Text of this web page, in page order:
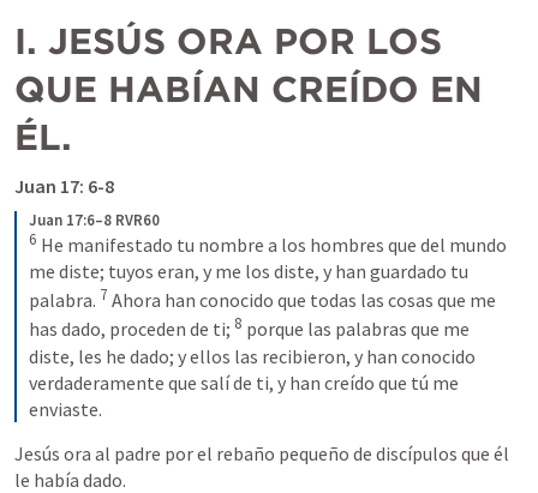
I. JESÚS ORA POR LOS
QUE HABÍAN CREÍDO EN
ÉL.
Juan 17: 6-8
Juan 17:6–8 RVR60
6 He manifestado tu nombre a los hombres que del mundo
me diste; tuyos eran, y me los diste, y han guardado tu
palabra. 7 Ahora han conocido que todas las cosas que me
has dado, proceden de ti; 8 porque las palabras que me
diste, les he dado; y ellos las recibieron, y han conocido
verdaderamente que salí de ti, y han creído que tú me
enviaste.
Jesús ora al padre por el rebaño pequeño de discípulos que él
le había dado.